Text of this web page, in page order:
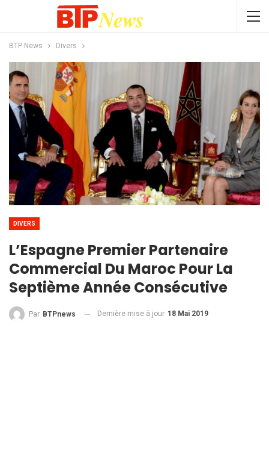
BTP News Divers
DIVERS
L’Espagne Premier Partenaire
Commercial Du Maroc Pour La
Septième Année Consécutive
Par BTPnews Dernière mise à jour 18 Mai 2019